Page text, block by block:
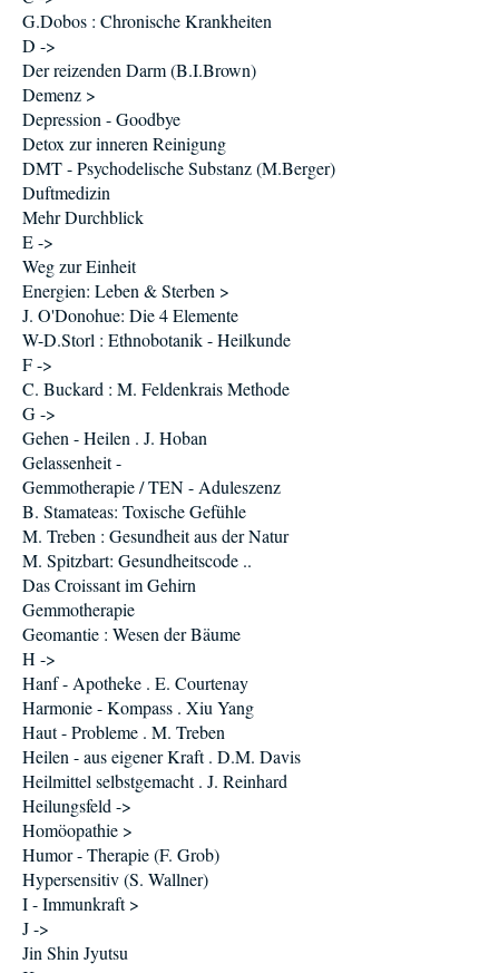
G.Dobos : Chronische Krankheiten
D ->
Der reizenden Darm (B.I.Brown)
Demenz >
Depression - Goodbye
Detox zur inneren Reinigung
DMT - Psychodelische Substanz (M.Berger)
Duftmedizin
Mehr Durchblick
E ->
Weg zur Einheit
Energien: Leben & Sterben >
J. O'Donohue: Die 4 Elemente
W-D.Storl : Ethnobotanik - Heilkunde
F ->
C. Buckard : M. Feldenkrais Methode
G ->
Gehen - Heilen . J. Hoban
Gelassenheit -
Gemmotherapie / TEN - Aduleszenz
B. Stamateas: Toxische Gefühle
M. Treben : Gesundheit aus der Natur
M. Spitzbart: Gesundheitscode ..
Das Croissant im Gehirn
Gemmotherapie
Geomantie : Wesen der Bäume
H ->
Hanf - Apotheke . E. Courtenay
Harmonie - Kompass . Xiu Yang
Haut - Probleme . M. Treben
Heilen - aus eigener Kraft . D.M. Davis
Heilmittel selbstgemacht . J. Reinhard
Heilungsfeld ->
Homöopathie >
Humor - Therapie (F. Grob)
Hypersensitiv (S. Wallner)
I - Immunkraft >
J ->
Jin Shin Jyutsu